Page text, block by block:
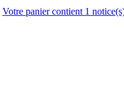
Votre panier contient 1